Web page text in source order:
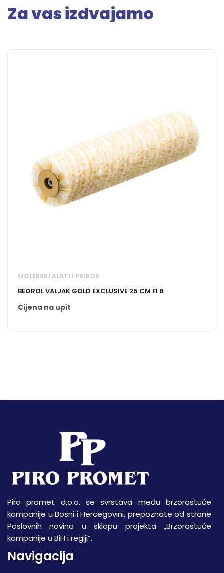
Za vas izdvajamo
MOLERSKI ALATI I PRIBOR
BEOROL VALJAK GOLD EXCLUSIVE 25 CM FI 8
Cijena na upit
Piro promet d.o.o. se svrstava među brzorastuće
kompanije u Bosni i Hercegovini, prepoznate od strane
Poslovnih novina u sklopu projekta „Brzorastuće
kompanije u BiH i regiji“.
Navigacija